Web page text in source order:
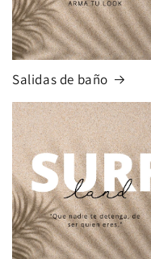
Salidas de baño